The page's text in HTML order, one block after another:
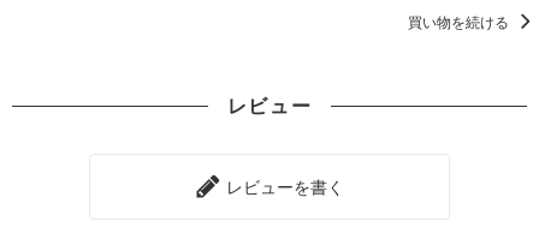
買い物を続ける
レビュー
レビューを書く